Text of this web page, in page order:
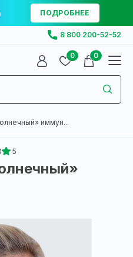
ПОДРОБНЕЕ
8 800 200-52-52
0 0
иммун...
5